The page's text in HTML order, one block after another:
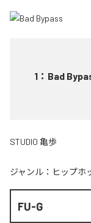
1 ： Bad
STUDIO 亀歩
ジャンル： ヒップホ
FU-G